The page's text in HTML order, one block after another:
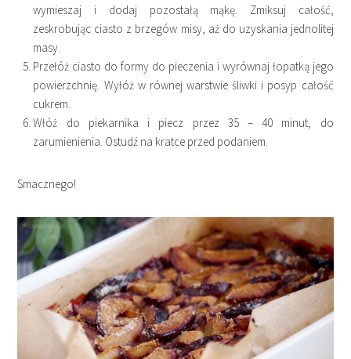
wymieszaj i dodaj pozostałą mąkę. Zmiksuj całość,
zeskrobując ciasto z brzegów misy, aż do uzyskania jednolitej
masy.
Przełóż ciasto do formy do pieczenia i wyrównaj łopatką jego
powierzchnię. Wyłóż w równej warstwie śliwki i posyp całość
cukrem.
Włóż do piekarnika i piecz przez 35 – 40 minut, do
zarumienienia. Ostudź na kratce przed podaniem.
Smacznego!